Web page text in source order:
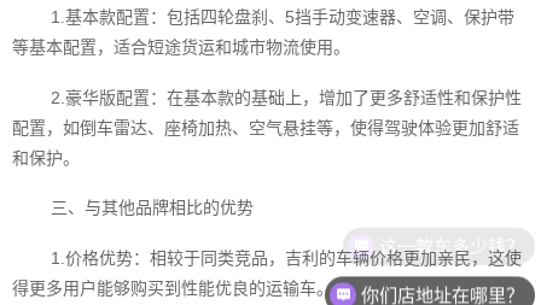
1.基本款配置：包括四轮盘刹、5挡手动变速器、空调、保护带
等基本配置，适合短途货运和城市物流使用。
2.豪华版配置：在基本款的基础上，增加了更多舒适性和保护性
配置，如倒车雷达、座椅加热、空气悬挂等，使得驾驶体验更加舒适
和保护。
三、与其他品牌相比的优势
1.价格优势：相较于同类竞品，吉利的车辆价格更加亲民，这使
得更多用户能够购买到性能优良的运输车。
你们店地址在哪里？